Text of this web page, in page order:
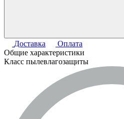
Доставка
Оплата
Общие характеристики
Класс пылевлагозащиты